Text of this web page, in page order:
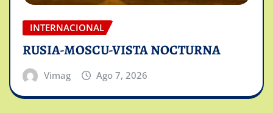
INTERNACIONAL
RUSIA-MOSCU-VISTA NOCTURNA
Vimag Ago 7, 2026